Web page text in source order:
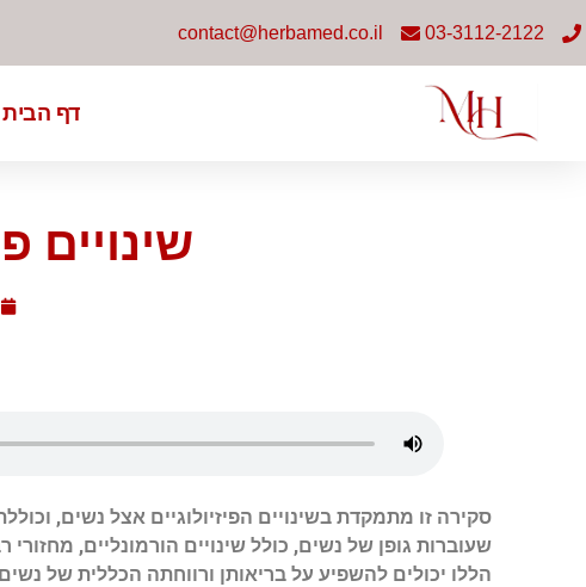
03-3112-2122
contact@herbamed.co.il
דף הבית
שינויים
סקירה זו מתמקדת בשינויים הפיזיולוגיים אצל נשים,
שעוברות גופן של נשים, כולל שינויים הורמונליים, מחזורי
הללו יכולים להשפיע על בריאותן ורווחתה הכללית של